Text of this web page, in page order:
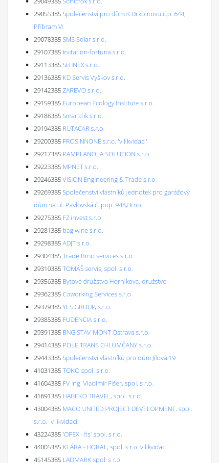
29055385Společenství pro dům K Drkolnovu č.p. 644,
Příbram VI
29078385SMS Solar s.r.o.
29107385 Irvitation-fortuna s.r.o.
29113385SB INEX s.r.o.
29136385 KD Servis Vyškov s.r.o.
29142385ZAREVO s.r.o.
29159385 European Ecology Institute s.r.o.
29188385Smartclik s.r.o.
29194385 RUTACAR s.r.o.
29200385 FROSINNONE s.r.o. 'v likvidaci'
29217385 PAMPLANOLA SOLUTION s.r.o.
29223385 MPNET s.r.o.
29246385VISION Engineering & Trade s.r.o.
29269385Společenství vlastníků jednotek pro garážový
dům na ul. Pavlovská č. pop. 948,Brno
29275385 FZ invest s.r.o.
29281385 bag wine s.r.o.
29298385ADJT s.r.o.
29304385Trade Brno services s.r.o.
29310385TOMÁŠ servis, spol. s r.o.
29356385 Bytové družstvo Horníkova, družstvo
29362385Coworking Services s.r.o
29379385YLS GROUP, s.r.o.
29385385 FUDENCIA s.r.o.
29391385 BNG STAV-MONT Ostrava s.r.o.
29414385 POLE TRANS CHLUMČANY s.r.o.
29443385Společenství vlastníků pro dům Jílová 19
41031385TOKO spol. s r.o.
41604385 FV ing. Vladimír Fišer, spol. s r.o.
41691385 HABEKO TRAVEL, spol. s r.o.
43004385 MACO UNITED PROJECT DEVELOPMENT, spol.
s.r.o.- v likvidaci
43224385'OFEX - fis' spol. s r.o.
44005385 KLÁRA - HORAL, spol. s r.o. v likvidaci
45145385 LADMARK spol. s r.o.